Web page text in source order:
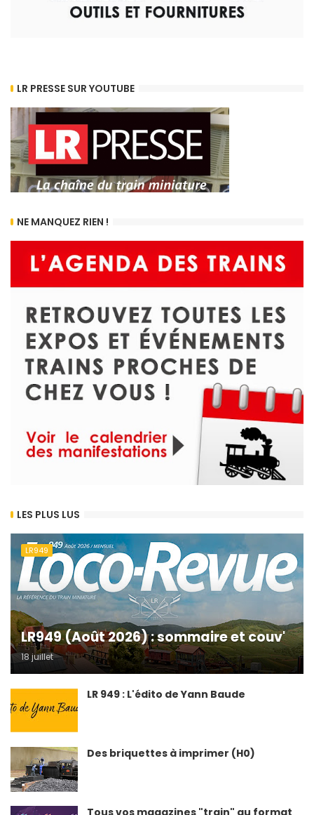
LR PRESSE SUR YOUTUBE
NE MANQUEZ RIEN !
LES PLUS LUS
LR949
LR949 (Août 2026) : sommaire et couv'
18 juillet
LR 949 : L'édito de Yann Baude
Des briquettes à imprimer (H0)